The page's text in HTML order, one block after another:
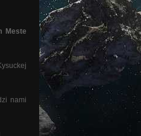
Meste
nami